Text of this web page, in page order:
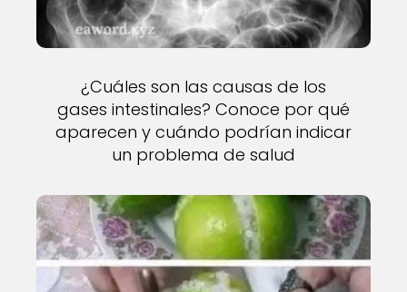
¿Cuáles son las causas de los
gases intestinales? Conoce por qué
aparecen y cuándo podrían indicar
un problema de salud